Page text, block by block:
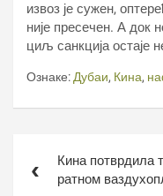
извоз је сужен,
није пресечен. А док
циљ санкција остаје
Ознаке: Дубаи, Кина,
чланкаКина потврдила
ратном